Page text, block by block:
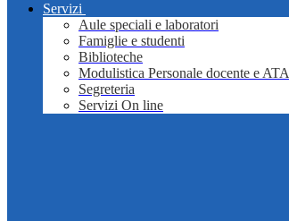
Servizi
Aule speciali e laboratori
Famiglie e studenti
Biblioteche
Modulistica Personale docente e ATA
Segreteria
Servizi On line